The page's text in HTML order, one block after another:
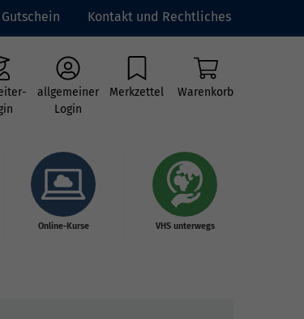
Gutschein Kontakt und Rechtliches
allgemeiner
Login
Merkzettel Warenkorb
Online-Kurse VHS unterwegs